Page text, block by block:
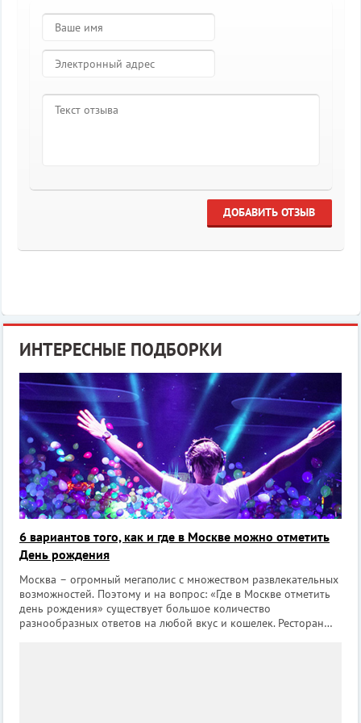
ДОБАВИТЬ ОТЗЫВ
ИНТЕРЕСНЫЕ ПОДБОРКИ
6 вариантов того, как и где в Москве можно отметить
День рождения
Москва – огромный мегаполис с множеством развлекательных
возможностей. Поэтому и на вопрос: «Где в Москве отметить
день рождения» существует большое количество
разнообразных ответов на любой вкус и кошелек. Ресторан